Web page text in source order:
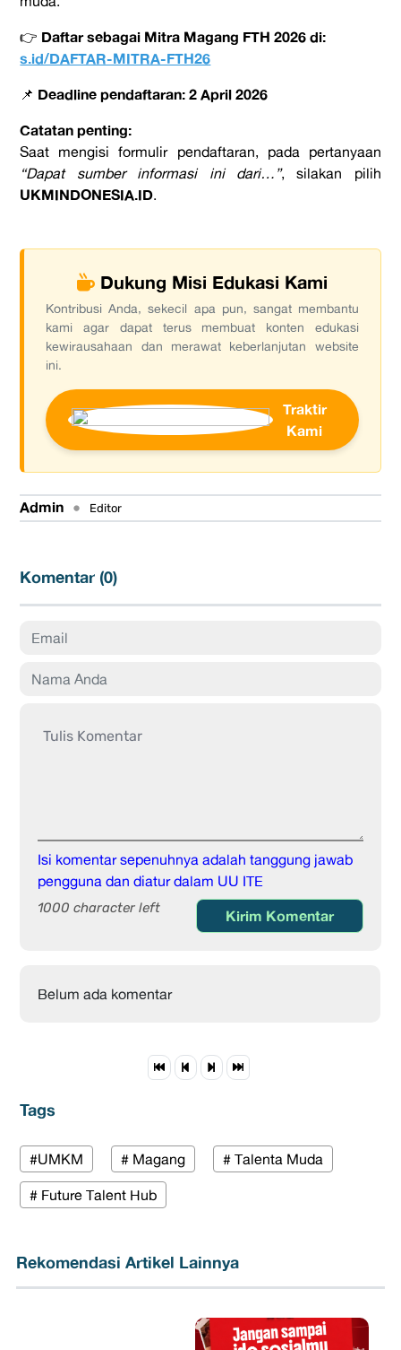
👉 Daftar sebagai Mitra Magang FTH 2026 di:
s.id/DAFTAR-MITRA-FTH26
📌 Deadline pendaftaran: 2 April 2026
Catatan penting:
Saat mengisi formulir pendaftaran, pada pertanyaan
“Dapat sumber informasi ini dari…”, silakan pilih
UKMINDONESIA.ID.
Dukung Misi Edukasi Kami
Kontribusi Anda, sekecil apa pun, sangat membantu
kami agar dapat terus membuat konten edukasi
kewirausahaan dan merawat keberlanjutan website
ini.
Traktir
Kami
Admin • Editor
Komentar (0)
Isi komentar sepenuhnya adalah tanggung jawab
pengguna dan diatur dalam UU ITE
1000 character left Kirim Komentar
Belum ada komentar
Tags
#UMKM # Magang # Talenta Muda
# Future Talent Hub
Rekomendasi Artikel Lainnya